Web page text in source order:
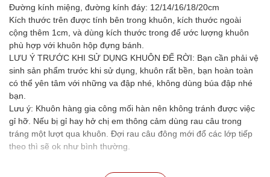
Đường kính miệng, đường kính đáy: 12/14/16/18/20cm
Kích thước trên được tính bên trong khuôn, kích thước ngoài
cộng thêm 1cm, và dùng kích thước trong để ước lượng khuôn
phù hợp với khuôn hộp đựng bánh.
LƯU Ý TRƯỚC KHI SỬ DỤNG KHUÔN ĐẾ RỜI: Bạn cần phải vệ
sinh sản phẩm trước khi sử dụng, khuôn rất bền, bạn hoàn toàn
có thể yên tâm với những va đập nhé, không dùng búa đập nhé
bạn.
Lưu ý: Khuôn hàng gia công mối hàn nên không tránh được việc
gỉ hỡ. Nếu bị gỉ hay hở chị em thông cảm dùng rau câu trong
tráng một lượt qua khuôn. Đợi rau câu đông mới đổ các lớp tiếp
theo thì sẽ ok như bình thường.